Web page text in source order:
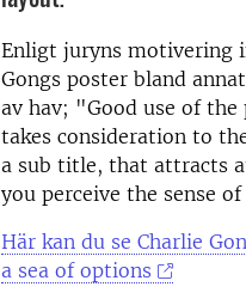
Enligt juryns motivering
Gongs poster bland
av hav; "Good use of
takes consideration to
a sub title, that attracts
you perceive the sense
Här kan du se Charlie
a sea of options